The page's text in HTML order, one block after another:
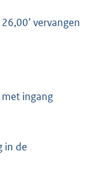
vervangen
ingang
in de